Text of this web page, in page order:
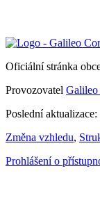
Oficiální stránka
Provozovatel Galileo
Poslední
Změna vzhledu,
Prohlášení o